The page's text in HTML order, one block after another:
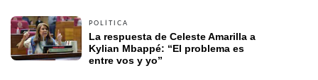
POLÍTICA
La respuesta de Celeste Amarilla a
Kylian Mbappé: “El problema es
entre vos y yo”